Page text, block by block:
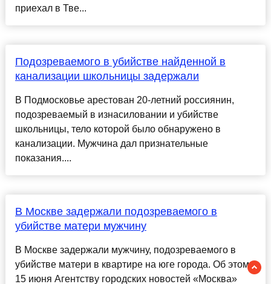
приехал в Тве...
Подозреваемого в убийстве найденной в
канализации школьницы задержали
В Подмосковье арестован 20-летний россиянин,
подозреваемый в изнасиловании и убийстве
школьницы, тело которой было обнаружено в
канализации. Мужчина дал признательные
показания....
В Москве задержали подозреваемого в
убийстве матери мужчину
В Москве задержали мужчину, подозреваемого в
убийстве матери в квартире на юге города. Об этом
15 июня Агентству городских новостей «Москва»